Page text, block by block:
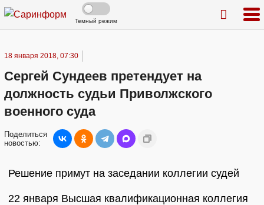
Темный режим
18 января 2018, 07:30
Сергей Сундеев претендует на
должность судьи Приволжского
военного суда
Поделиться
новостью:
Решение примут на заседании коллегии судей
22 января Высшая квалификационная коллегия